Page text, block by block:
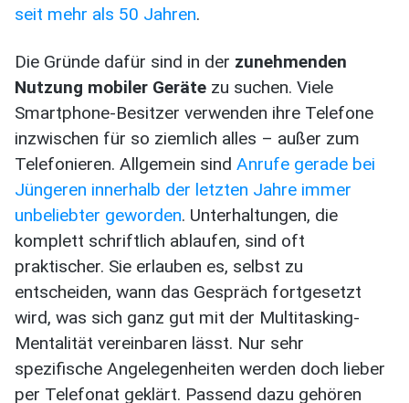
seit mehr als 50 Jahren.
Die Gründe dafür sind in der zunehmenden
Nutzung mobiler Geräte zu suchen. Viele
Smartphone-Besitzer verwenden ihre Telefone
inzwischen für so ziemlich alles – außer zum
Telefonieren. Allgemein sind Anrufe gerade bei
Jüngeren innerhalb der letzten Jahre immer
unbeliebter geworden. Unterhaltungen, die
komplett schriftlich ablaufen, sind oft
praktischer. Sie erlauben es, selbst zu
entscheiden, wann das Gespräch fortgesetzt
wird, was sich ganz gut mit der Multitasking-
Mentalität vereinbaren lässt. Nur sehr
spezifische Angelegenheiten werden doch lieber
per Telefonat geklärt. Passend dazu gehören